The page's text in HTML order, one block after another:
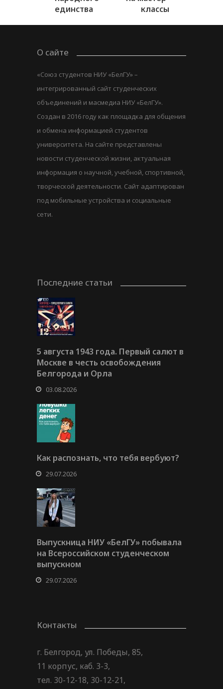
единства
классы
О сайте
«Союз студентов НИУ «БелГУ» –
интегрированный сайт студенческих
объединений и масмедиа НИУ «БелГУ».
Создан в 2016 году как площадка для общения
и обмена информацией студентов
университета. На сайте представлены
новости студенческой жизни, актуальная
информация о научной, учебной, спортивной,
творческой деятельности. Сайт адаптирован
под мобильные устройства и социальные
сети.
Последние статьи
5 августа 1943 года. Первый салют в
Москве в честь освобождения
Белгорода и Орла
03.08.2026
Как распознать, что тебя вербуют?
29.07.2026
Выпускница НИУ «БелГУ» побывала
на Всероссийском студенческом
выпускном
29.07.2026
Контакты
г. Белгород, ул. Победы, 85,
11 корпус, каб. 3-3,
тел. 30-12-18, 30-12-21,